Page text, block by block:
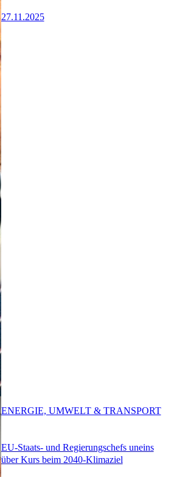
27.11.2025
EU-Staats- und Regierungschefs uneins
über Kurs beim 2040-Klimaziel
ENERGIE, UMWELT & TRANSPORT